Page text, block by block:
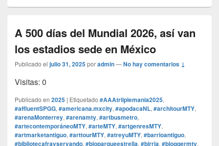
A 500 días del Mundial 2026, así van
los estadios sede en México
Publicado el julio 31, 2025poradmin—No hay comentarios ↓
Visitas: 0
Publicado en 2025 | Etiquetado #AAAtriiplemania2025,
#affluentSPGG, #americana.mxcity, #apodacaNL, #architourMTY,
#arenaMonterrey, #arenamty, #artbusmetro,
#artecontemporáneoMTY, #arteMTY, #artgenresMTY,
#artmarketantiguo, #arttourMTY, #atreyuMTY, #barrioantiguo,
#bibliotecafrayservando, #bioparqueestrella, #birria, #bloggermty,